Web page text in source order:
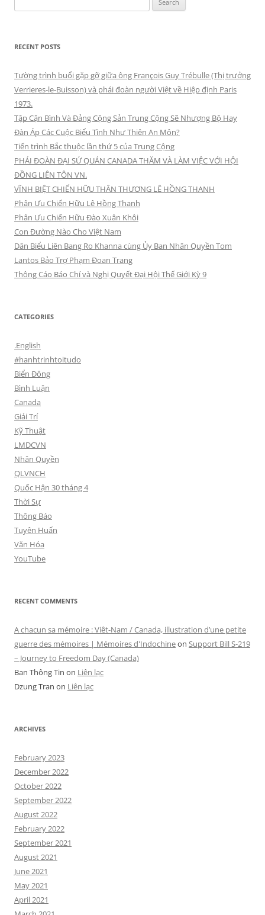
for:
RECENT POSTS
Tường trình buổi gặp gỡ giữa ông François Guy Trébulle (Thị trưởng
Verrieres-le-Buisson) và phái đoàn người Việt về Hiệp định Paris
1973.
Tập Cận Bình Và Đảng Cộng Sản Trung Cộng Sẽ Nhượng Bộ Hay
Đàn Áp Các Cuộc Biểu Tình Như Thiên An Môn?
Tiến trình Bắc thuộc lần thứ 5 của Trung Cộng
PHÁI ĐOÀN ĐẠI SỨ QUÁN CANADA THĂM VÀ LÀM VIỆC VỚI HỘI
ĐỒNG LIÊN TÔN VN.
VĨNH BIỆT CHIẾN HỮU THÂN THƯƠNG LÊ HỒNG THANH
Phân Ưu Chiến Hữu Lê Hồng Thanh
Phân Ưu Chiến Hữu Đào Xuân Khôi
Con Đường Nào Cho Việt Nam
Dân Biểu Liên Bang Ro Khanna cùng Ủy Ban Nhân Quyền Tom
Lantos Bảo Trợ Phạm Đoan Trang
Thông Cáo Báo Chí và Nghị Quyết Đại Hội Thế Giới Kỳ 9
CATEGORIES
.English
#hanhtrinhtoitudo
Biển Đông
Bình Luận
Canada
Giải Trí
Kỹ Thuật
LMDCVN
Nhân Quyền
QLVNCH
Quốc Hận 30 tháng 4
Thời Sự
Thông Báo
Tuyên Huấn
Văn Hóa
YouTube
RECENT COMMENTS
A chacun sa mémoire : Viêt-Nam / Canada, illustration d’une petite
guerre des mémoires | Mémoires d'Indochineon Support Bill S-219
– Journey to Freedom Day (Canada)
Ban Thông Tin on Liên lạc
Dzung Tran on Liên lạc
ARCHIVES
February 2023
December 2022
October 2022
September 2022
August 2022
February 2022
September 2021
August 2021
June 2021
May 2021
April 2021